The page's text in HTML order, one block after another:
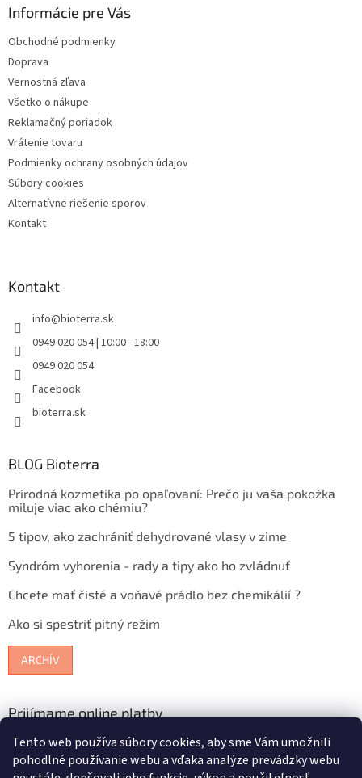
Tento web používa súbory cookies, aby sme Vám umožnili
pohodlné používanie webu a vďaka analýze prevádzky webu
Informácie pre Vás
Obchodné podmienky
Doprava
Vernostná zľava
Všetko o nákupe
Reklamačný poriadok
Vrátenie tovaru
Podmienky ochrany osobných údajov
Súbory cookies
Alternatívne riešenie sporov
Kontakt
Kontakt
info@bioterra.sk
0949 020 054 | 10:00 - 18:00
0949 020 054
Facebook
bioterra.sk
BLOG Bioterra
Prírodná kozmetika po opaľovaní: Prečo ju vaša pokožka
miluje viac ako chémiu?
5 tipov, ako zachrániť dehydrované vlasy v zime
Syndróm vyhorenia - rady a tipy ako ho zvládnuť
Chcete mať čisté a voňavé prádlo bez chemikálií ?
Ako si spestriť pitný režim
ARCHÍV
Prijímame online platby